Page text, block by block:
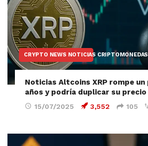
CRYPTO NEWS NOTICIAS CRIPTOMONEDAS
Noticias Altcoins XRP rompe
años y podría duplicar su precio
15/07/2025 3,552 105